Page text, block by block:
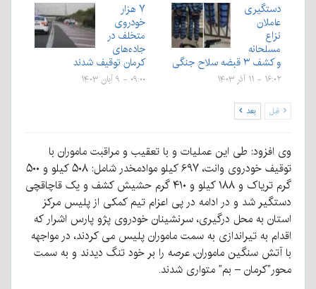
دستگیری
عاملان
نزاع
مسلحانه
و کشف ۳ قبضه سلاح جنگی
۱۶:۰۲ - ۱۱ آذر ۱۴۰۳
۷ هزار
خودروی
متخلف در
جاده‌های
کرمان توقیف شدند
۰۹:۰۰ - ۹ آبان ۱۴۰۳
قبل بعد
وی افزود: طی این عملیات و با تعقیب و مراقبت ماموران با
توقیف خودروی وانت، ۶۹۷ کیلو موادمخدر شامل: ۵۰۸ کیلو و ۵۰۰
گرم تریاک و ۱۸۸ کیلو و ۴۱۰ گرم حشیش کشف و یک قاچاقچی
دستگیر شد و در ادامه در پی اعزام تیم کمکی از پلیس مرکز
استان به محل درگیری، سرنشینان خودروی پژو پارس اشرار که
اقدام به تیراندازی به سمت ماموران پلیس می کردند، در مواجهه
با آتش سنگین ماموران، عرصه را بر خود تنگ دیدند و به سمت
محور”کرمان – بم” متواری شدند.